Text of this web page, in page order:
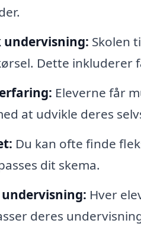
undervisning: Skolen
Dette inkluderer
Eleverne får
at udvikle deres
Du kan ofte finde
dit skema.
Hver
deres